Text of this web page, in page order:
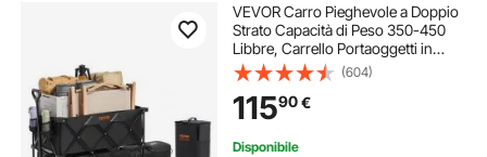
VEVOR Carro Pieghevole a Doppio
Strato Capacità di Peso 350-450
Libbre, Carrello Portaoggetti in
Tessuto Leggero Pieghevole con
Rotelle, Trasportabile per Pesca
Campeggio Shopping Giardino
Picnic
(604)
11590€
Disponibile